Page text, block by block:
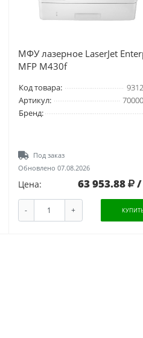
МФУ лазерное LaserJet
MFP M430f
Код товара:
Артикул:
Бренд:
Под заказ
Обновлено 07.08.2026
Цена: 63 953.88
- +